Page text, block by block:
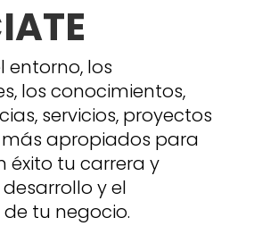
entorno, los
los conocimientos,
servicios, proyectos
apropiados para
éxito tu carrera y
y el
tu negocio.